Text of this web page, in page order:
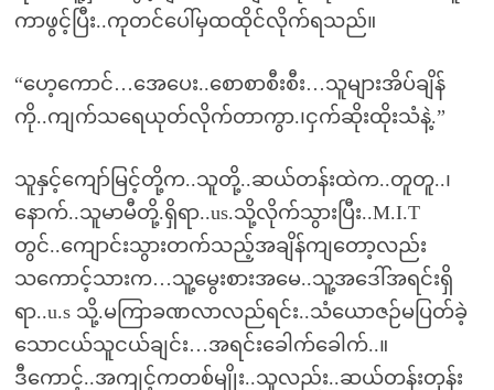
ကာဖွင့်ပြီး..ကုတင်ပေါ်မှထထိုင်လိုက်ရသည်။
“ဟေ့ကောင်…အေပေး..စောစာစီးစီး…သူများအိပ်ချိန်
ကို..ကျက်သရေယုတ်လိုက်တာကွာ.၊ငှက်ဆိုးထိုးသံနဲ့.”
သူနှင့်ကျော်မြင့်တို့က..သူတို့..ဆယ်တန်းထဲက..တူတူ..၊
နောက်..သူမာမီတို့.ရှိရာ..us.သို့လိုက်သွားပြီး..M.I.T
တွင်..ကျောင်းသွားတက်သည့်အချိန်ကျတော့လည်း
သကောင့်သားက…သူ့မွေးစားအမေ..သူ့အဒေါ်အရင်းရှိ
ရာ..u.s သို့.မကြာခဏလာလည်ရင်း..သံယောဇဉ်မပြတ်ခဲ့
သောငယ်သူငယ်ချင်း…အရင်းခေါက်ခေါက်..။
ဒီကောင့်..အကျင့်ကတစ်မျိုး..သူလည်း..ဆယ်တန်းတုန်း